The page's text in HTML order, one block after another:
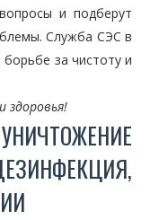
и подберут
Служба СЭС в
за чистоту и
здоровья!